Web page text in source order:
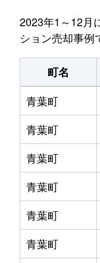
2023年1～12月
ション売却事例
町名
青葉町
青葉町
青葉町
青葉町
青葉町
青葉町